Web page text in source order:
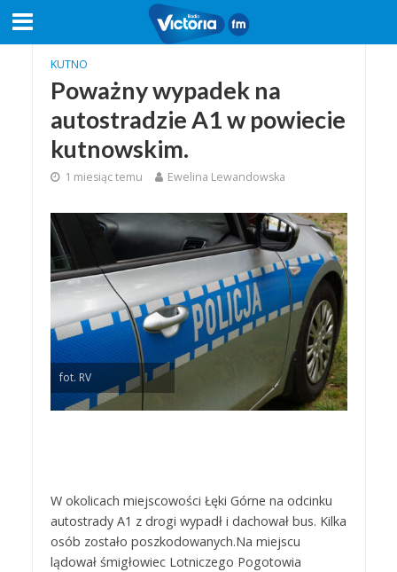
KUTNO
Poważny wypadek na
autostradzie A1 w powiecie
kutnowskim.
1 miesiąc temu Ewelina Lewandowska
fot. RV
W okolicach miejscowości Łęki Górne na odcinku
autostrady A1 z drogi wypadł i dachował bus. Kilka
osób zostało poszkodowanych.Na miejscu
lądował śmigłowiec Lotniczego Pogotowia